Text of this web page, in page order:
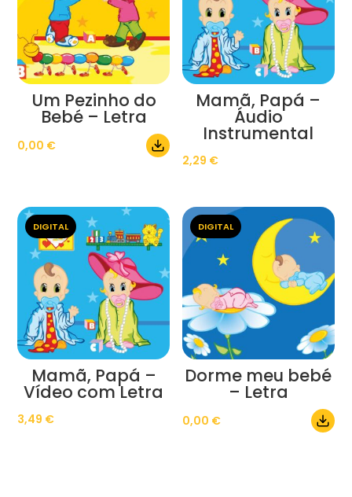
Um Pezinho do
Bebé – Letra
0,00 €
Mamã, Papá –
Áudio
Instrumental
2,29 €
DIGITAL
Mamã, Papá –
Vídeo com Letra
3,49 €
DIGITAL
Dorme meu bebé
– Letra
0,00 €